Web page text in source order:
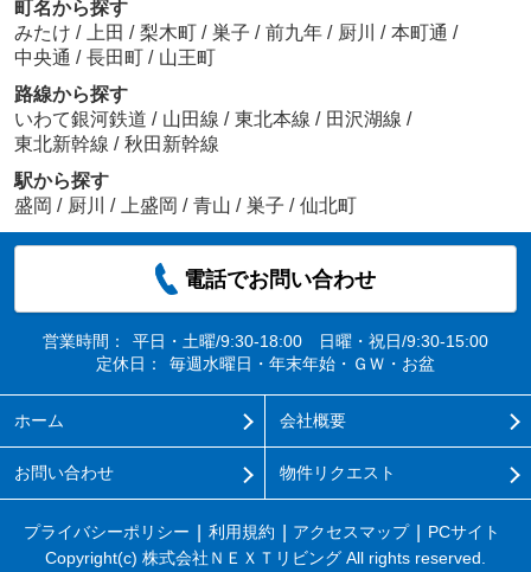
町名から探す
みたけ / 上田 / 梨木町 / 巣子 / 前九年 / 厨川 / 本町通 /
中央通 / 長田町 / 山王町
路線から探す
いわて銀河鉄道 / 山田線 / 東北本線 / 田沢湖線 /
東北新幹線 / 秋田新幹線
駅から探す
盛岡 / 厨川 / 上盛岡 / 青山 / 巣子 / 仙北町
電話でお問い合わせ
営業時間：
平日・土曜/9:30-18:00 日曜・祝日/9:30-15:00
定休日：
毎週水曜日・年末年始・ＧＷ・お盆
ホーム 会社概要
お問い合わせ 物件リクエスト
プライバシーポリシー 利用規約 アクセスマップ
PCサイト
Copyright(c) 株式会社ＮＥＸＴリビング All rights reserved.